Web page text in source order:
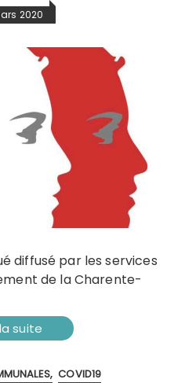
2020
de la Charente-
suite
COVID19